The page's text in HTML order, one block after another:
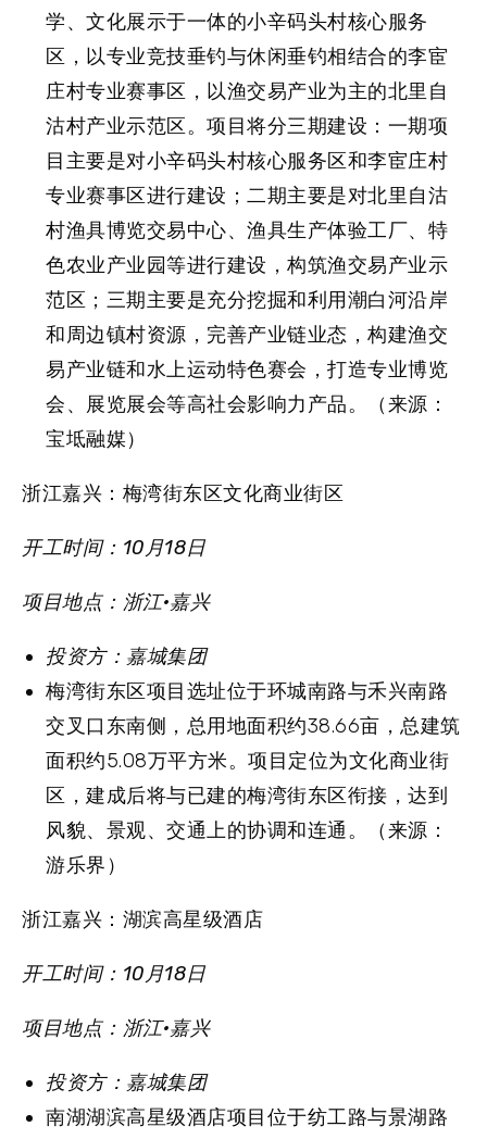
学、文化展示于一体的小辛码头村核心服务
区，以专业竞技垂钓与休闲垂钓相结合的李宦
庄村专业赛事区，以渔交易产业为主的北里自
沽村产业示范区。项目将分三期建设：一期项
目主要是对小辛码头村核心服务区和李宦庄村
专业赛事区进行建设；二期主要是对北里自沽
村渔具博览交易中心、渔具生产体验工厂、特
色农业产业园等进行建设，构筑渔交易产业示
范区；三期主要是充分挖掘和利用潮白河沿岸
和周边镇村资源，完善产业链业态，构建渔交
易产业链和水上运动特色赛会，打造专业博览
会、展览展会等高社会影响力产品。（来源：
宝坻融媒）
浙江嘉兴：梅湾街东区文化商业街区
开工时间：10月18日
项目地点：浙江·嘉兴
投资方：嘉城集团
梅湾街东区项目选址位于环城南路与禾兴南路
交叉口东南侧，总用地面积约38.66亩，总建筑
面积约5.08万平方米。项目定位为文化商业街
区，建成后将与已建的梅湾街东区衔接，达到
风貌、景观、交通上的协调和连通。（来源：
游乐界）
浙江嘉兴：湖滨高星级酒店
开工时间：10月18日
项目地点：浙江·嘉兴
投资方：嘉城集团
南湖湖滨高星级酒店项目位于纺工路与景湖路